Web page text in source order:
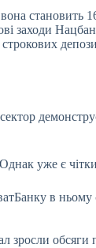
становить
заходи
уже є чіткий
в
зросли обсяги